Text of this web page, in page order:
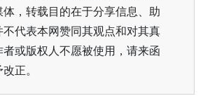
，转载目的在于分享信息、助
代表本网赞同其观点和对其真
或版权人不愿被使用，请来函
正。